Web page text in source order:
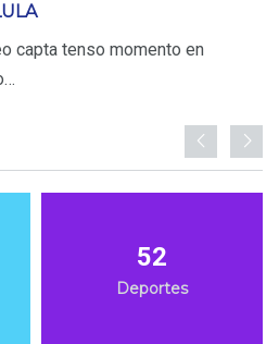
capta tenso momento en
52
Deportes